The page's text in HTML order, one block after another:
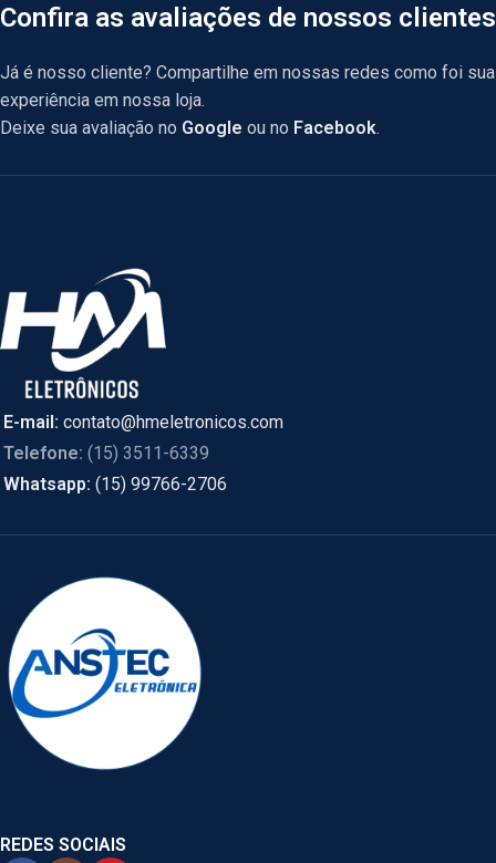
Confira as avaliações de nossos clientes
Já é nosso cliente? Compartilhe em nossas redes como foi sua
experiência em nossa loja.
Deixe sua avaliação no Google ou no Facebook.
E-mail: contato@hmeletronicos.com
Telefone: (15) 3511-6339
Whatsapp: (15) 99766-2706
REDES SOCIAIS